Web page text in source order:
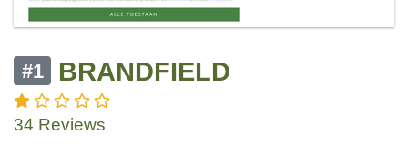
#1 BRANDFIELD
34 Reviews